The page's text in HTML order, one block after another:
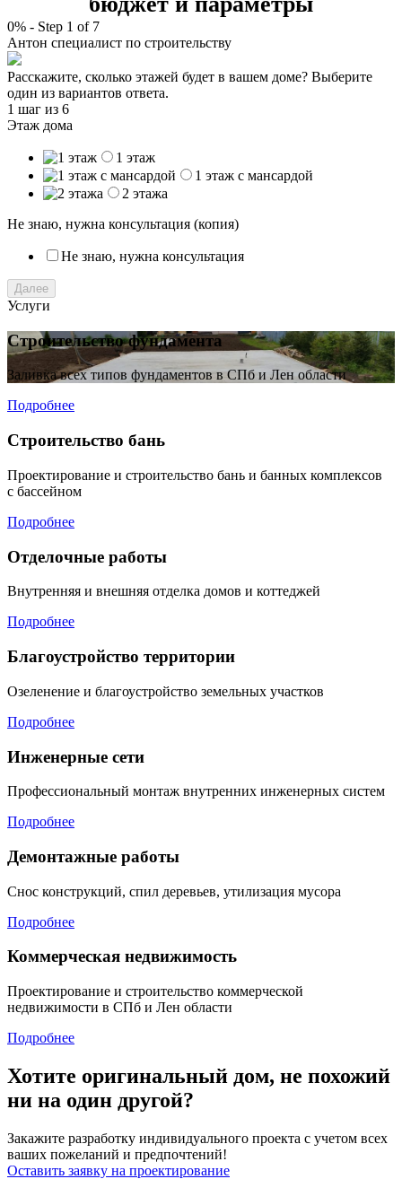
0% - Step 1 of 7
Антон специалист по строительству
Расскажите, сколько этажей будет в вашем доме? Выберите
один из вариантов ответа.
1 шаг из 6
Этаж дома
1 этаж
1 этаж с мансардой
2 этажа
Не знаю, нужна консультация (копия)
Не знаю, нужна консультация
Далее
Услуги
Строительство фундамента
Заливка всех типов фундаментов в СПб и Лен области
Подробнее
Строительство бань
Проектирование и строительство бань и банных комплексов
с бассейном
Подробнее
Отделочные работы
Внутренняя и внешняя отделка домов и коттеджей
Подробнее
Благоустройство территории
Озеленение и благоустройство земельных участков
Подробнее
Инженерные сети
Профессиональный монтаж внутренних инженерных систем
Подробнее
Демонтажные работы
Снос конструкций, спил деревьев, утилизация мусора
Подробнее
Коммерческая недвижимость
Проектирование и строительство коммерческой
недвижимости в СПб и Лен области
Подробнее
Хотите оригинальный дом, не похожий
ни на один другой?
Закажите разработку индивидуального проекта с учетом всех
ваших пожеланий и предпочтений!
Оставить заявку на проектирование